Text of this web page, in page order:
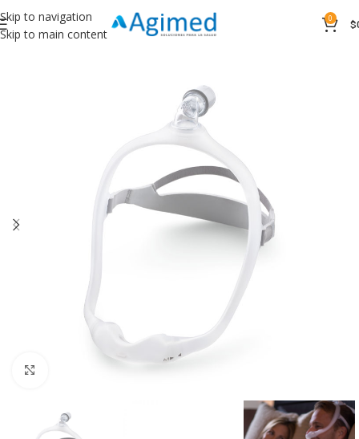
Skip to navigation
Skip to main content
0 $